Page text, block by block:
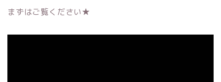
まずはご覧ください★